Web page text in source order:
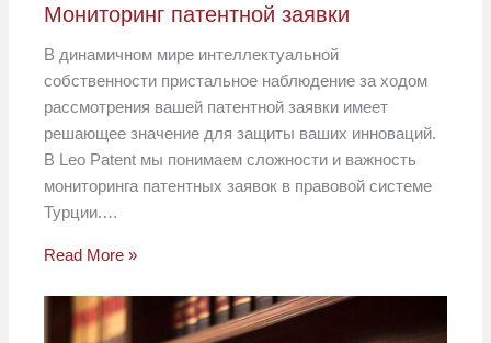
Мониторинг патентной заявки
В динамичном мире интеллектуальной
собственности пристальное наблюдение за ходом
рассмотрения вашей патентной заявки имеет
решающее значение для защиты ваших инноваций.
В Leo Patent мы понимаем сложности и важность
мониторинга патентных заявок в правовой системе
Турции.…
Read More »